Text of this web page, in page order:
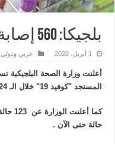
بلجيكا: 560 إصابة بكورونا في 24 ساعة
1 أبريل، 2020 عربي ودولي
المستجد "كوفيد 19" خلال الـ 24 ساعة الماضية.
حالة حتى الآن .